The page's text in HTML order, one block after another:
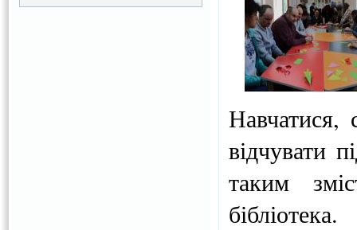
Навчатися,
відчувати
таким
бібліотека.